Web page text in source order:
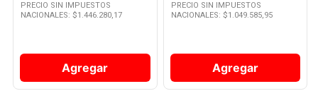
PRECIO SIN IMPUESTOS
NACIONALES: $1.446.280,17
Agregar
PRECIO SIN IMPUESTOS
NACIONALES: $1.049.585,95
Agregar